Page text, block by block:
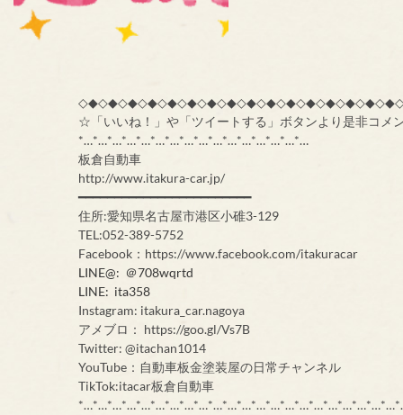
☆「いいね！」や「ツイートする」ボタンより是非コメ
*…*…*…*…*…*…*…*…*…*…*…*…*…*…*…*…
板倉自動車
http://www.itakura-car.jp/
━━━━━━━━━━━━━━━━━━━━━━━━
住所:愛知県名古屋市港区小碓3-129
TEL:052-389-5752
Facebook：https://www.facebook.com/itakuracar
LINE@: ＠708wqrtd
LINE: ita358
Instagram: itakura_car.nagoya
アメブロ： https://goo.gl/Vs7B
Twitter: @itachan1014
YouTube：自動車板金塗装屋の日常チャンネル
TikTok:itacar板倉自動車